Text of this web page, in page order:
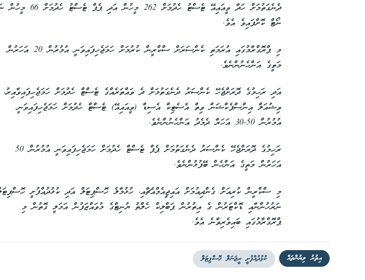
ދެނެގަތުމަށް ހަދާ ވީއައިއޭ ޓެސްޓު ހެދުމަށް 262 މީހުން އަދި ޕެޕް
ނޯޓް ކޮށްފައިވެ އެވެ.
މި ޕްރޮގްރާމުގައި އުރަމަތި ކެންސަރަށް ސްކްރީން ކުރުމަށް ހަމަޖެހިފައިވަނީ އުމުރުން 20 އަހަރުން
މަތީގެ އަންހެނުންނެވެ.
އަދި ރަހިމުގެ ދޮރަށްޖެހޭ ކެންސަރު ދެނެގަތުމަށް ދެ ވައްތަރެއްގެ ޓެސްޓް ހެދުމަށް ހަމަޖެހިފައިވާއިރު،
ވިޝުއަލް އިންސްޕެކްޝަން ވިތް އެސެޓިކް އެސިޑް (ވީއައިއޭ) ޓެސްޓް ހެދުމަށް ހަމަޖެހިފައިވަނީ
އުމުރުން 50-30 އަހަރާ ދެމެދު އަންހެނުންނެވެ.
ރަހިމުގެ ދޮރަށްޖެހޭ ކެންސަރު ދެނެގަތުމަށް ޕެޕް ޓެސްޓް ހެދުމަށް ހަމަޖެހިފައިވަނީ އުމުރުން 50
އަހަރުން މަތީގެ އަންހެން ބޭފުޅުންނެވެ.
މި ސްކްރީން ކުރިއަށް ގެންދިއުމަށް އައިޖީއެމްއެޗާއި، ހުޅުމާލެ ހޮސްޕިޓަލް އަދި ކުޅުދުއްފުށީ
ނަރުހުންނާއި ޑޮކްޓަރުން ގެ އިތުރުން ޕަބްލިކް ހެލްތު ޔުނިޓްގެ މުވައްޒަފުން އަމަލީ ގޮތުން މި
ޕްރޮގްރާމުގައި ބައިވެރިވާނެ އެވެ.
އިތުރު ލިޔުންތައް ކުޅުދުއްފުށީ ރީޖަނަލް ހޮސްޕިޓަލް